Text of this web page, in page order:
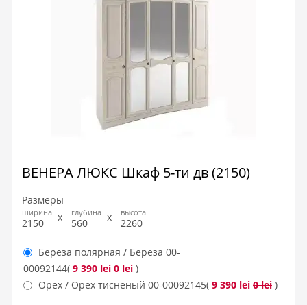
ВЕНЕРА ЛЮКС Шкаф 5-ти дв (2150)
Размеры
ширина
2150
глубина
560
высота
2260
Берёза полярная / Берёза 00-
00092144( 9 390 lei 0 lei )
Орех / Орех тиснёный 00-00092145( 9 390 lei 0 lei )